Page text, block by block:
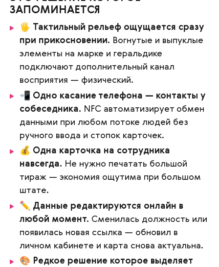
ЗАПОМИНАЕТСЯ
🖐️ Тактильный рельеф ощущается сразу
при прикосновении. Вогнутые и выпуклые
элементы на марке и геральдике
подключают дополнительный канал
восприятия — физический.
📲 Одно касание телефона — контакты у
собеседника. NFC автоматизирует обмен
данными при любом потоке людей без
ручного ввода и стопок карточек.
💰 Одна карточка на сотрудника
навсегда. Не нужно печатать большой
тираж — экономия ощутима при большом
штате.
✏️ Данные редактируются онлайн в
любой момент. Сменилась должность или
появилась новая ссылка — обновил в
личном кабинете и карта снова актуальна.
🎨 Редкое решение которое выделяет